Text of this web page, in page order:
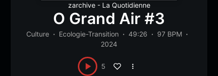
zarchive - La Quotidienne
O Grand Air #3
Culture Ecologie-Transition 49:26
97 BPM
2024
5